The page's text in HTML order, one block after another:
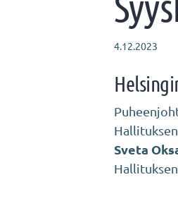
4.12.2023
Sveta